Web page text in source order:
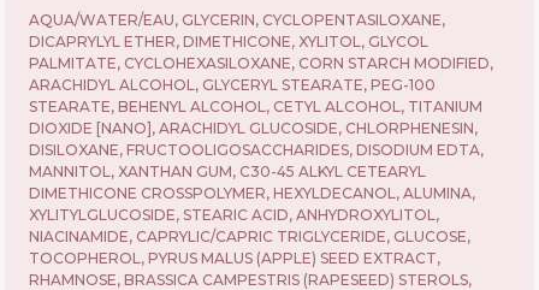
AQUA/WATER/EAU, GLYCERIN, CYCLOPENTASILOXANE,
DICAPRYLYL ETHER, DIMETHICONE, XYLITOL, GLYCOL
PALMITATE, CYCLOHEXASILOXANE, CORN STARCH MODIFIED,
ARACHIDYL ALCOHOL, GLYCERYL STEARATE, PEG-100
STEARATE, BEHENYL ALCOHOL, CETYL ALCOHOL, TITANIUM
DIOXIDE [NANO], ARACHIDYL GLUCOSIDE, CHLORPHENESIN,
DISILOXANE, FRUCTOOLIGOSACCHARIDES, DISODIUM EDTA,
MANNITOL, XANTHAN GUM, C30-45 ALKYL CETEARYL
DIMETHICONE CROSSPOLYMER, HEXYLDECANOL, ALUMINA,
XYLITYLGLUCOSIDE, STEARIC ACID, ANHYDROXYLITOL,
NIACINAMIDE, CAPRYLIC/CAPRIC TRIGLYCERIDE, GLUCOSE,
TOCOPHEROL, PYRUS MALUS (APPLE) SEED EXTRACT,
RHAMNOSE, BRASSICA CAMPESTRIS (RAPESEED) STEROLS,